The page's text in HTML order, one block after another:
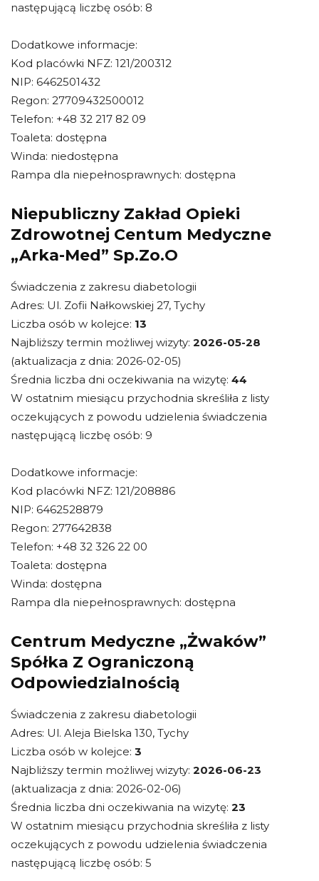
następującą liczbę osób: 8
Dodatkowe informacje:
Kod placówki NFZ: 121/200312
NIP: 6462501432
Regon: 27709432500012
Telefon: +48 32 217 82 09
Toaleta: dostępna
Winda: niedostępna
Rampa dla niepełnosprawnych: dostępna
Niepubliczny Zakład Opieki
Zdrowotnej Centum Medyczne
„Arka-Med” Sp.Zo.O
Świadczenia z zakresu diabetologii
Adres: Ul. Zofii Nałkowskiej 27, Tychy
Liczba osób w kolejce: 13
Najbliższy termin możliwej wizyty: 2026-05-28
(aktualizacja z dnia: 2026-02-05)
Średnia liczba dni oczekiwania na wizytę: 44
W ostatnim miesiącu przychodnia skreśliła z listy
oczekujących z powodu udzielenia świadczenia
następującą liczbę osób: 9
Dodatkowe informacje:
Kod placówki NFZ: 121/208886
NIP: 6462528879
Regon: 277642838
Telefon: +48 32 326 22 00
Toaleta: dostępna
Winda: dostępna
Rampa dla niepełnosprawnych: dostępna
Centrum Medyczne „Żwaków”
Spółka Z Ograniczoną
Odpowiedzialnością
Świadczenia z zakresu diabetologii
Adres: Ul. Aleja Bielska 130, Tychy
Liczba osób w kolejce: 3
Najbliższy termin możliwej wizyty: 2026-06-23
(aktualizacja z dnia: 2026-02-06)
Średnia liczba dni oczekiwania na wizytę: 23
W ostatnim miesiącu przychodnia skreśliła z listy
oczekujących z powodu udzielenia świadczenia
następującą liczbę osób: 5